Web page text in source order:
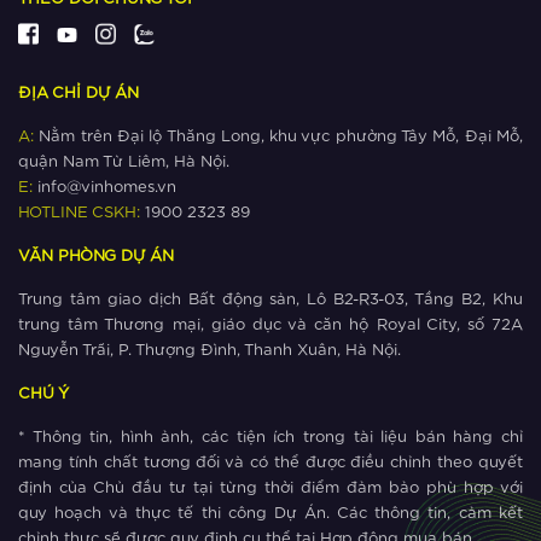
Giá bất động sản ‘cận lộ kế metro’
leo thang như thế nào?
Xem thêm
The Metrolines – Yếu tố vàng thúc
đẩy thịnh vượng phía Tây Hà Nội
The Metrolines thu hút cộng đồng cư
dân quốc tế
ĐỊA CHỈ DỰ ÁN
A: Nằm trên Đại lộ Thăng Long, khu vực phường Tây Mỗ, Đại Mỗ,
quận Nam Từ Liêm, Hà Nội.
E: info@vinhomes.vn
HOTLINE CSKH: 1900 2323 89
VĂN PHÒNG DỰ ÁN
Trung tâm giao dịch Bất động sản, Lô B2-R3-03, Tầng B2, Khu
trung tâm Thương mại, giáo dục và căn hộ Royal City, số 72A
Nguyễn Trãi, P. Thượng Đình, Thanh Xuân, Hà Nội.
CHÚ Ý
* Thông tin, hình ảnh, các tiện ích trong tài liệu bán hàng chỉ
mang tính chất tương đối và có thể được điều chỉnh theo quyết
định của Chủ đầu tư tại từng thời điểm đảm bảo phù hợp với
quy hoạch và thực tế thi công Dự Án. Các thông tin, cảm kết